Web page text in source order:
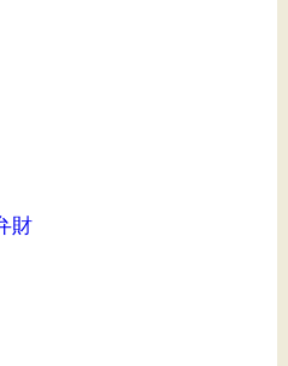
財